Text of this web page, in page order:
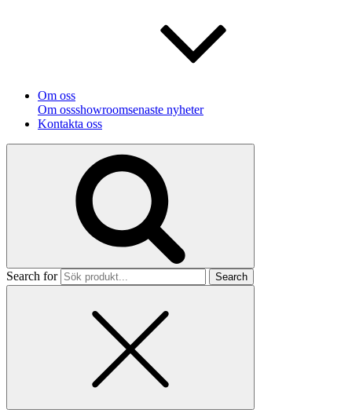
Om oss
Om ossshowroomsenaste nyheter
Kontakta oss
Search for